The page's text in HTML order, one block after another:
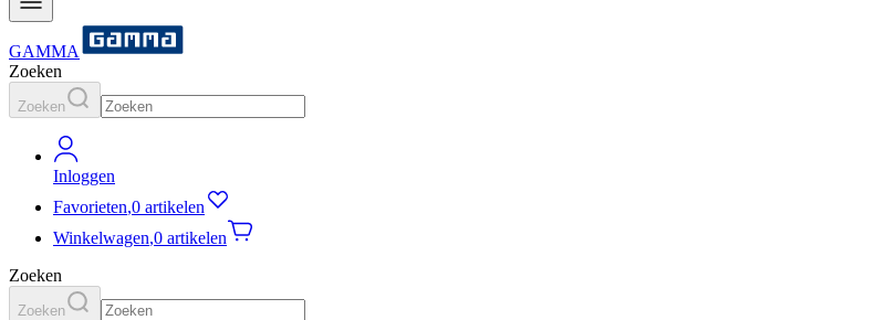
GAMMA
Zoeken
Zoeken
Inloggen
Favorieten,0 artikelen
Winkelwagen,0 artikelen
Zoeken
Zoeken